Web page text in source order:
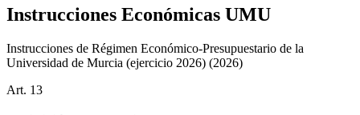
Instrucciones Económicas UMU
Instrucciones de Régimen Económico-Presupuestario de la
Universidad de Murcia (ejercicio 2026) (2026)
Art. 13